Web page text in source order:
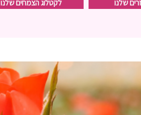
שלנו
לקטלוג הצמחים שלנו